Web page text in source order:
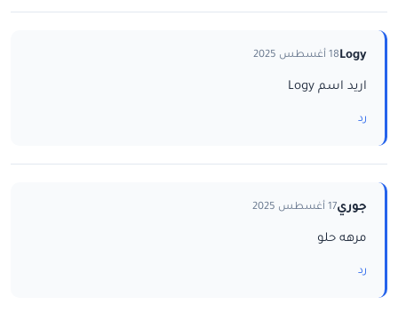
Logy18 أغسطس 2025
اريد اسم Logy
رد
جوري17 أغسطس 2025
مرهه حلو
رد